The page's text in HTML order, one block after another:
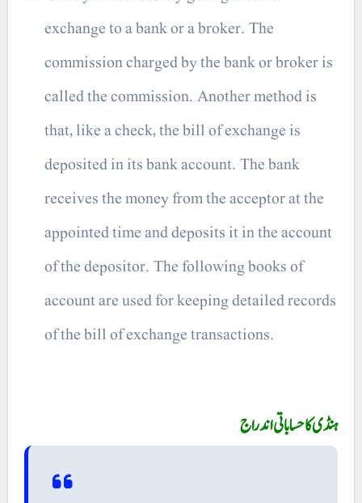
exchange to a bank or a broker. The
commission charged by the bank or broker is
called the commission. Another method is
that, like a check, the bill of exchange is
deposited in its bank account. The bank
receives the money from the acceptor at the
appointed time and deposits it in the account
of the depositor. The following books of
account are used for keeping detailed records
of the bill of exchange transactions.
ہنڈی کا حساباتی اندراج